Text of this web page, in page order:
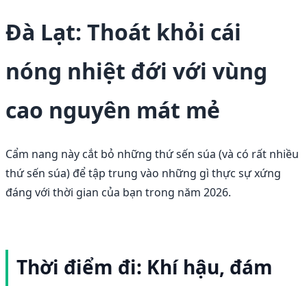
Đà Lạt: Thoát khỏi cái
nóng nhiệt đới với vùng
cao nguyên mát mẻ
Cẩm nang này cắt bỏ những thứ sến súa (và có rất nhiều
thứ sến súa) để tập trung vào những gì thực sự xứng
đáng với thời gian của bạn trong năm 2026.
Thời điểm đi: Khí hậu, đám